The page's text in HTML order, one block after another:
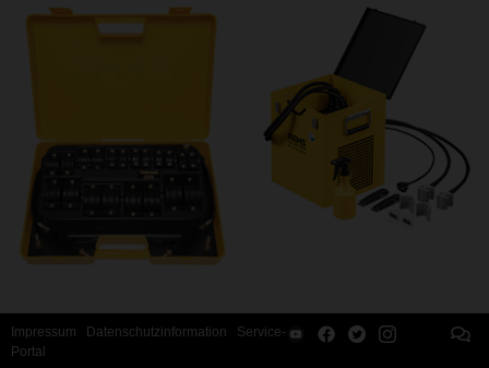
Impressum Datenschutzinformation
Service-
Portal